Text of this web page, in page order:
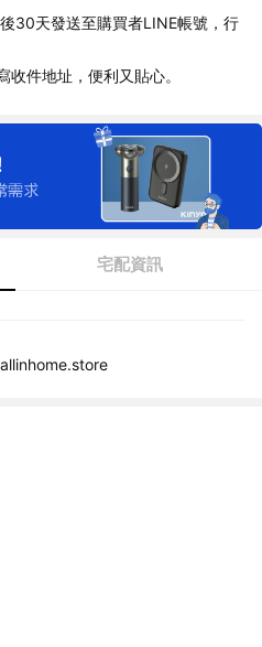
30天發送至購買者LINE帳號，行
件地址，便利又貼心。
宅配資訊